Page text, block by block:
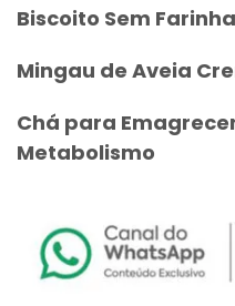
Biscoito Sem
Mingau de Aveia
Chá para
Metabolismo